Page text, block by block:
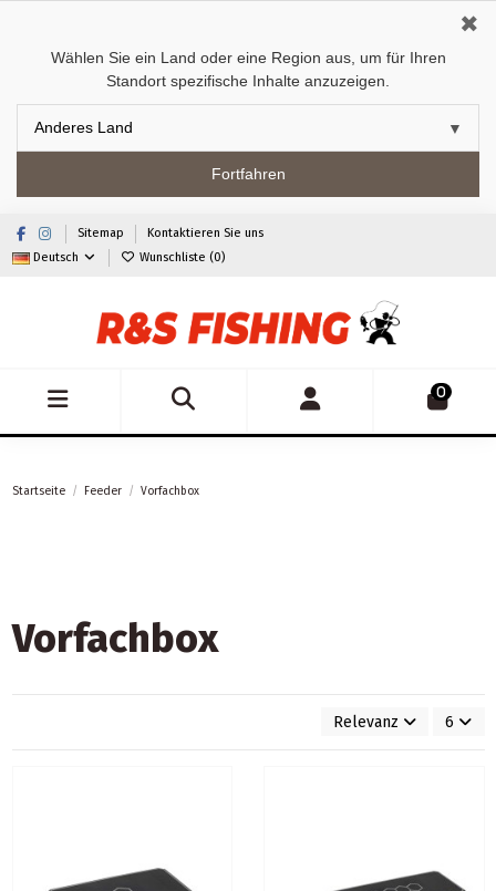
Wählen Sie ein Land oder eine Region aus, um für Ihren
Standort spezifische Inhalte anzuzeigen.
Fortfahren
✖
Sitemap
Kontaktieren Sie uns
Deutsch
Wunschliste (0)
0
Startseite Feeder Vorfachbox
Vorfachbox
Relevanz 6